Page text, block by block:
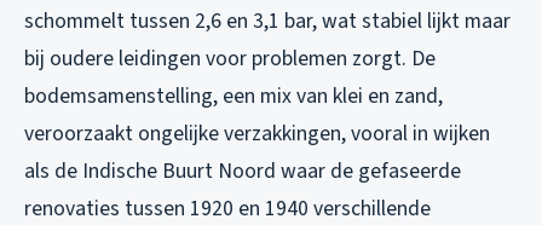
schommelt tussen 2,6 en 3,1 bar, wat stabiel lijkt maar
bij oudere leidingen voor problemen zorgt. De
bodemsamenstelling, een mix van klei en zand,
veroorzaakt ongelijke verzakkingen, vooral in wijken
als de Indische Buurt Noord waar de gefaseerde
renovaties tussen 1920 en 1940 verschillende